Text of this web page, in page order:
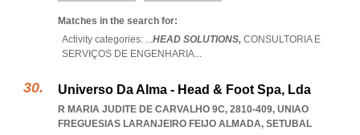
Matches in the search for:
Activity categories: ...HEAD SOLUTIONS, CONSULTORIA E
SERVIÇOS DE ENGENHARIA...
Universo Da Alma - Head & Foot Spa, Lda
R MARIA JUDITE DE CARVALHO 9C, 2810-409, UNIAO
FREGUESIAS LARANJEIRO FEIJO ALMADA, SETUBAL